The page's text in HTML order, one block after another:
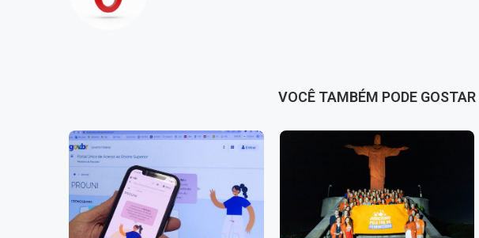
VOCÊ TAMBÉM PODE GOSTAR